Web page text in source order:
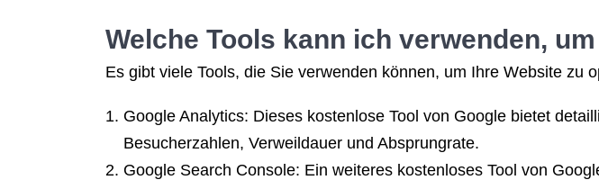
Welche Tools kann ich verwenden,
Es gibt viele Tools, die Sie verwenden können, um Ihre Website zu
Google Analytics: Dieses kostenlose Tool von Google bietet
Besucherzahlen, Verweildauer und Absprungrate.
Google Search Console: Ein weiteres kostenloses Tool von